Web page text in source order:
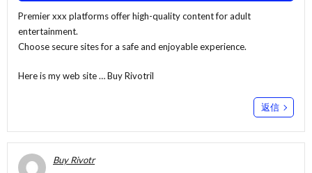
Premier xxx platforms offer high-quality content for adult
entertainment.
Choose secure sites for a safe and enjoyable experience.
Here is my web site …Buy Rivotril
返信
Buy Rivotr